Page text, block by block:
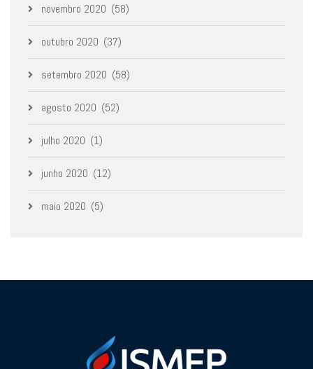
novembro 2020 (58)
outubro 2020 (37)
setembro 2020 (58)
agosto 2020 (52)
julho 2020 (1)
junho 2020 (12)
maio 2020 (5)